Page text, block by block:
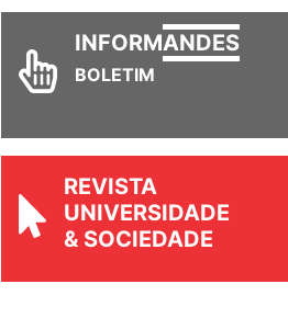
INFORMANDES
BOLETIM
REVISTA
UNIVERSIDADE
& SOCIEDADE